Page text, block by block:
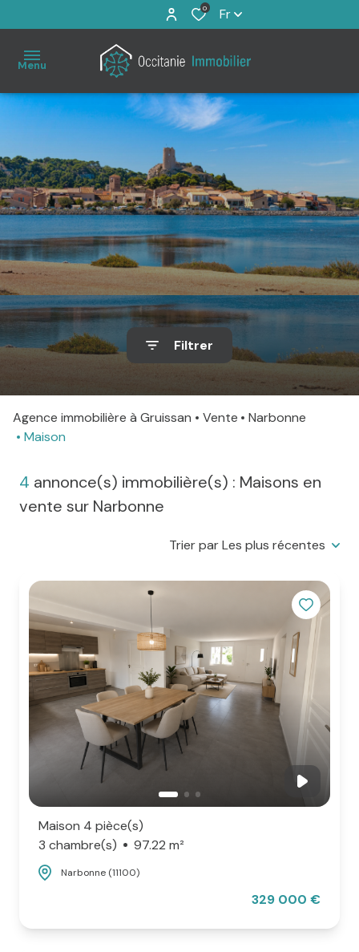
0 Fr
Menu
Accueil
À
vendre
Immo
Pro
Estimation
Notre
Contact
Filtrer
Agence immobilière à Gruissan Vente
Narbonne
Maison
4 annonce(s) immobilière(s) : Maisons en
vente sur Narbonne
Trier par Les plus récentes
Maison 4 pièce(s)
3 chambre(s)
97.22 m²
Narbonne (11100)
329 000 €